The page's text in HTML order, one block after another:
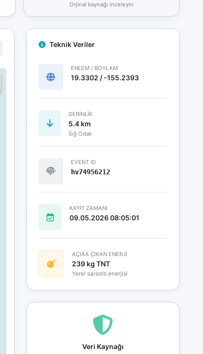
Orjinal kaynağı inceleyin
Teknik Veriler
ENLEM / BOYLAM
19.3302 / -155.2393
DERINLIK
5.4 km
Sığ Odak
EVENT ID
hv74956212
KAYIT ZAMANI
09.05.2026 08:05:01
AÇIÄA ÇIKAN ENERJİ
239 kg TNT
Yerel sarsıntı enerjisi
Veri Kaynağı